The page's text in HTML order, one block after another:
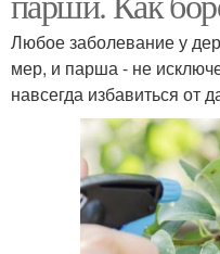
Любое заболевание у
мер, и парша - не
навсегда избавиться от